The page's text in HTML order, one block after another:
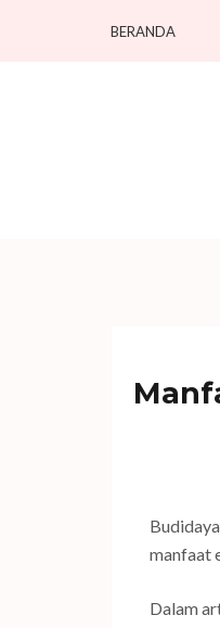
BERANDA
manfaat
Dalam